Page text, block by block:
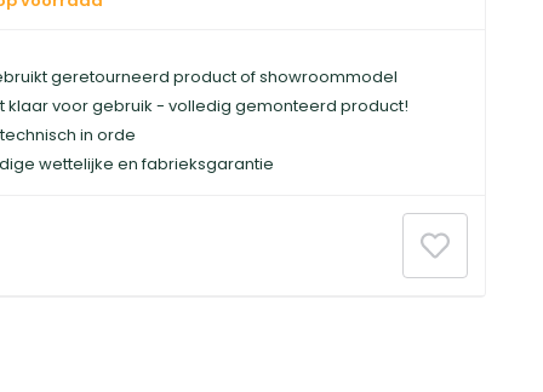
geretourneerd product of showroommodel
klaar voor gebruik - volledig gemonteerd product!
technisch in orde
wettelijke en fabrieksgarantie